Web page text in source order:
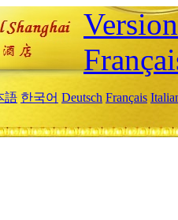
語 한국어 Deutsch Français